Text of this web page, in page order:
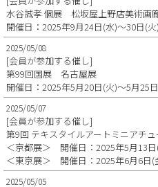
水谷誠孝 個展 松坂屋上野店美術画
開催日：2025年9月24日(水)～30日(火)
2025/05/08
[会員が参加する催し]
第99回国展 名古屋展
開催日：2025年5月20日(火)～5月25
2025/05/07
[会員が参加する催し]
第9回 テキスタイルアートミニアチ
＜京都展＞ 開催日：2025年5月13日
＜東京展＞ 開催日：2025年6月6日(
2025/05/05